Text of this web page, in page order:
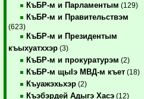
КъБР-м и Парламентым (129)
КъБР-м и Правительствэм
(623)
КъБР-м и Президентым
къыхуатххэр (3)
КъБР-м и прокуратурэм (2)
КъБР-м щыIэ МВД-м къет (18)
Къуажэхьхэр (2)
Къэбэрдей Адыгэ Хасэ (12)